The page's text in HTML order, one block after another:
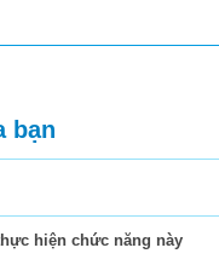
bạn
hiện chức năng này